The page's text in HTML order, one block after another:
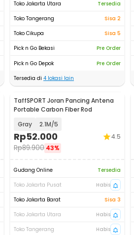
Toko Jakarta Utara
Tersedia
Toko Tangerang
Sisa 2
Toko Cikupa
Sisa 5
Pick n Go Bekasi
Pre Order
Pick n Go Depok
Pre Order
Tersedia di 4 lokasi lain
TaffSPORT Joran Pancing Antena
Portable Carbon Fiber Rod
Gray
2.1M/5
Rp52.000
Rp89.900 43%
4.5
Gudang Online
Tersedia
Toko Jakarta Pusat
Habis
Toko Jakarta Barat
Sisa 3
Toko Jakarta Utara
Habis
Toko Tangerang
Habis